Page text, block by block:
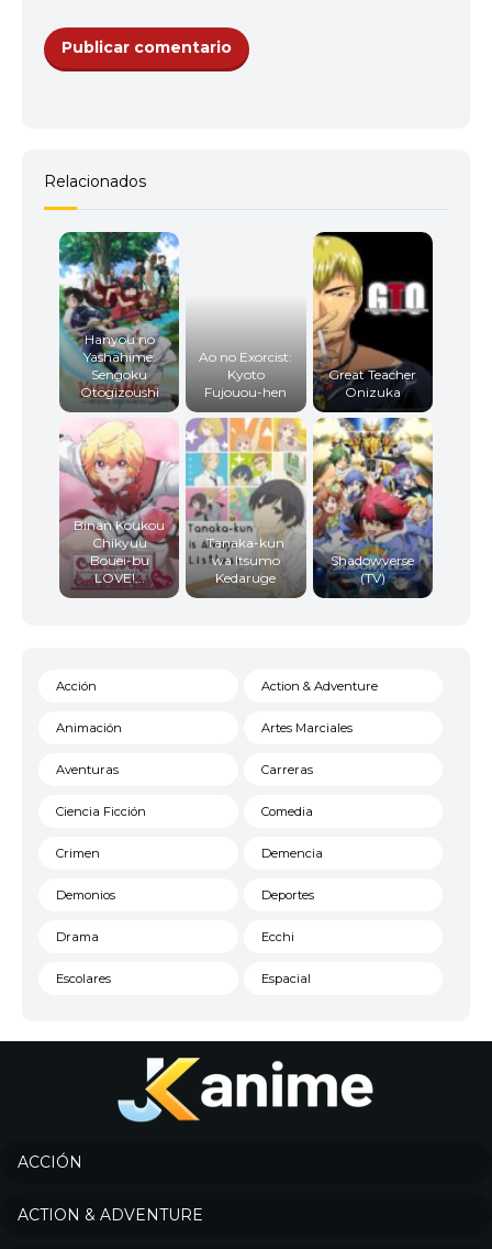
Relacionados
Hanyou no
Yashahime:
Sengoku
Otogizoushi
Ao no Exorcist:
Kyoto
Fujouou-hen
Great Teacher
Onizuka
Binan Koukou
Chikyuu
Bouei-bu
LOVE!...
Tanaka-kun
wa Itsumo
Kedaruge
Shadowverse
(TV)
Acción Action & Adventure
Animación Artes Marciales
Aventuras Carreras
Ciencia Ficción Comedia
Crimen Demencia
Demonios Deportes
Drama Ecchi
Escolares Espacial
Historico
Josei
ACCIÓN
ACTION & ADVENTURE